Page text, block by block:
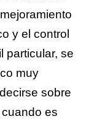
y el control
particular, se
muy
sobre
es